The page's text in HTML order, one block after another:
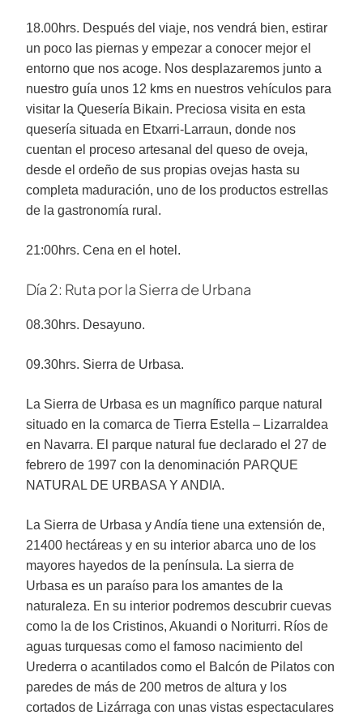
18.00hrs. Después del viaje, nos vendrá bien, estirar
un poco las piernas y empezar a conocer mejor el
entorno que nos acoge. Nos desplazaremos junto a
nuestro guía unos 12 kms en nuestros vehículos para
visitar la Quesería Bikain. Preciosa visita en esta
quesería situada en Etxarri-Larraun, donde nos
cuentan el proceso artesanal del queso de oveja,
desde el ordeño de sus propias ovejas hasta su
completa maduración, uno de los productos estrellas
de la gastronomía rural.
21:00hrs. Cena en el hotel.
Día 2: Ruta por la Sierra de Urbana
08.30hrs. Desayuno.
09.30hrs. Sierra de Urbasa.
La Sierra de Urbasa es un magnífico parque natural
situado en la comarca de Tierra Estella – Lizarraldea
en Navarra. El parque natural fue declarado el 27 de
febrero de 1997 con la denominación PARQUE
NATURAL DE URBASA Y ANDIA.
La Sierra de Urbasa y Andía tiene una extensión de,
21400 hectáreas y en su interior abarca uno de los
mayores hayedos de la península. La sierra de
Urbasa es un paraíso para los amantes de la
naturaleza. En su interior podremos descubrir cuevas
como la de los Cristinos, Akuandi o Noriturri. Ríos de
aguas turquesas como el famoso nacimiento del
Urederra o acantilados como el Balcón de Pilatos con
paredes de más de 200 metros de altura y los
cortados de Lizárraga con unas vistas espectaculares